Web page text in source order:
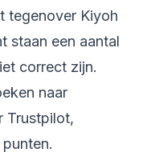
tegenover Kiyoh
staan een aantal
correct zijn.
naar
Trustpilot,